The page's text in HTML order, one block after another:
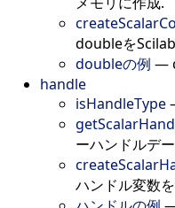
doubleを
doubleの例 —
handle
isHandleType
ーハンドルデ
ハンドル変数